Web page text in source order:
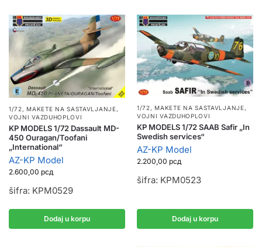
1/72, MAKETE NA SASTAVLJANJE,
VOJNI VAZDUHOPLOVI
KP MODELS 1/72 Dassault MD-
450 Ouragan/Toofani
„International“
AZ-KP Model
2.600,00 рсд
šifra: KPM0529
Dodaj u korpu
1/72,MAKETE NA SASTAVLJANJE,
VOJNI VAZDUHOPLOVI
KP MODELS 1/72 SAAB Safir „In
Swedish services“
AZ-KP Model
2.200,00 рсд
šifra: KPM0523
Dodaj u korpu